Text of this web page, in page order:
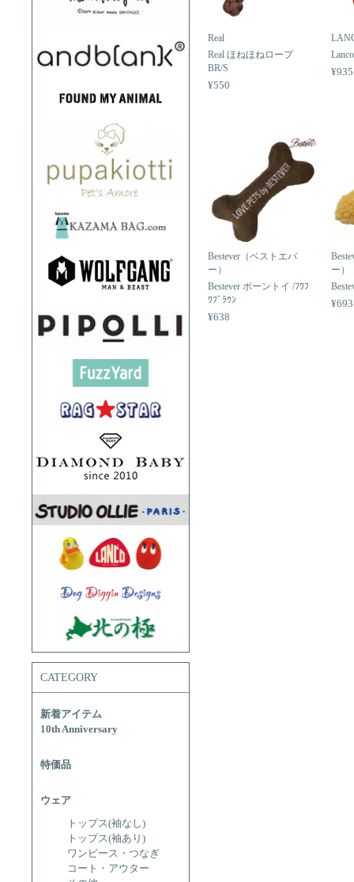
CATEGORY
新着アイテム
10th Anniversary
特価品
ウェア
トップス(袖なし)
トップス(袖あり)
ワンピース・つなぎ
コート・アウター
Real
Real ほねほねロープ
BR/S
¥550
¥935
Bestever（ベストエバ
ー）
Bestever ボーントイ /ﾌﾜﾌ
ﾜﾌﾞﾗｳﾝ
¥638
ー）
¥693